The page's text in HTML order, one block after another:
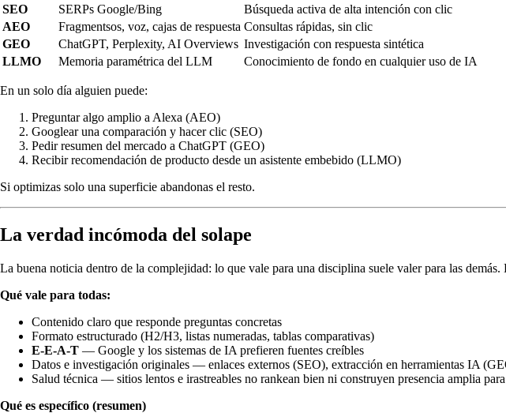
SEO
SERPs Google/Bing
Búsqueda activa de alta intención con clic
AEO
Fragmentsos, voz, cajas de respuesta Consultas rápidas, sin clic
GEO
ChatGPT, Perplexity, AI Overviews Investigación con respuesta sintética
LLMO
Memoria paramétrica del LLM Conocimiento de fondo en cualquier uso de IA
En un solo día alguien puede:
Preguntar algo amplio a Alexa (AEO)
Googlear una comparación y hacer clic (SEO)
Pedir resumen del mercado a ChatGPT (GEO)
Recibir recomendación de producto desde un asistente embebido (LLMO)
Si optimizas solo una superficie abandonas el resto.
La verdad incómoda del solape
La buena noticia dentro de la complejidad: lo que vale para una disciplina suele valer para las
Qué vale para todas:
Contenido claro que responde preguntas concretas
Formato estructurado (H2/H3, listas numeradas, tablas comparativas)
E‑E‑A‑T — Google y los sistemas de IA prefieren fuentes creíbles
Datos e investigación originales — enlaces externos (SEO), extracción en herramientas IA
Salud técnica — sitios lentos e irastreables no rankean bien ni construyen presencia amplia
Qué es específico (resumen)